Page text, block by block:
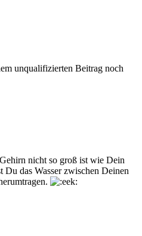
unqualifizierten Beitrag noch
nicht so groß ist wie Dein
Du das Wasser zwischen Deinen